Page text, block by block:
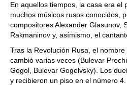
En aquellos tiempos, la casa era el
muchos músicos rusos conocidos,
compositores Alexander Glasunov,
Rakmaninov y, asímismo, el
Tras la Revolución Rusa, el
cambió varias veces (Bulevar
Gogol, Bulevar Gogelvsky). Los
y recibieron un piso en el número 4.